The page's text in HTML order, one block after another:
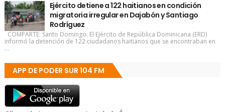
Ejército detiene a 122 haitianos en condición
migratoria irregular en Dajabón y Santiago
Rodríguez
COMPARTE: Santo Domingo. El Ejército de República Dominicana (ERD)
informó la detención de 122 ciudadanos haitianos que se encontraban en
...
APP DE PODER SUR 104 FM